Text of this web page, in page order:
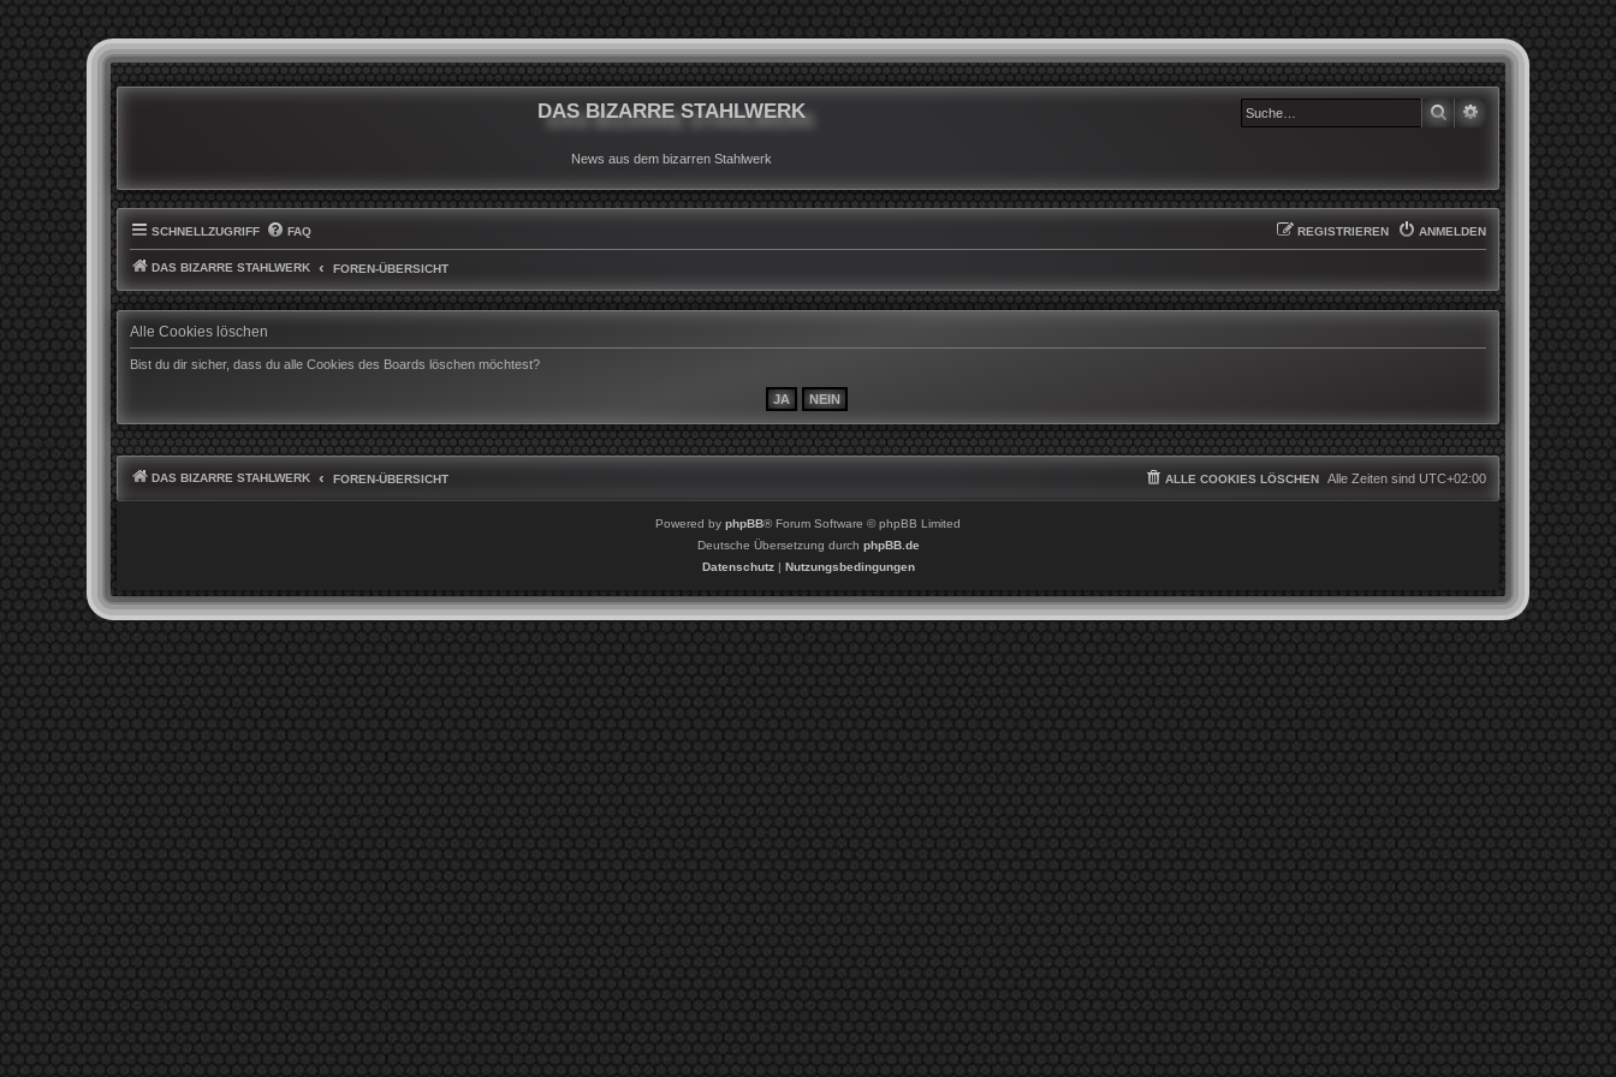
DAS BIZARRE STAHLWERK
News aus dem bizarren Stahlwerk
SUCHE
SCHNELLZUGRIFF FAQ ANMELDEN
REGISTRIEREN
DAS BIZARRE STAHLWERK FOREN-ÜBERSICHT
Alle Cookies löschen
Bist du dir sicher, dass du alle Cookies des Boards löschen möchtest?
DAS BIZARRE STAHLWERK FOREN-ÜBERSICHT Alle Zeiten sind UTC+02:00
ALLE COOKIES LÖSCHEN
Powered by phpBB® Forum Software © phpBB Limited
Deutsche Übersetzung durch phpBB.de
Datenschutz| Nutzungsbedingungen